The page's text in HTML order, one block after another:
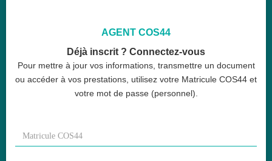
AGENT COS44​​
Déjà inscrit ? Connectez-vous
Pour mettre à jour vos informations, transmettre un document
ou accéder à vos prestations, utilisez votre Matricule COS44 et
votre mot de passe (personnel).